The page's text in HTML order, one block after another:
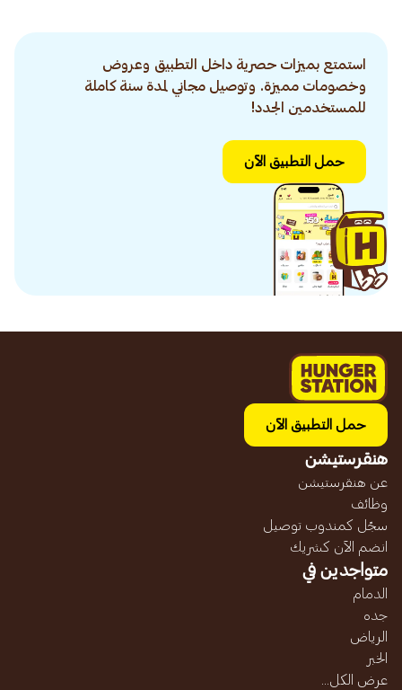
استمتع بميزات حصرية داخل التطبيق وعروض
وخصومات مميزة. وتوصيل مجاني لمدة سنة كاملة
للمستخدمين الجدد!
حمل التطبيق الآن
حمل التطبيق الآن
هنقرستيشن
عن هنقرستيشن
وظائف
سجّل كمندوب توصيل
انضم الآن كشريك
متواجدين في
الدمام
جده
الرياض
الخبر
عرض الكل...